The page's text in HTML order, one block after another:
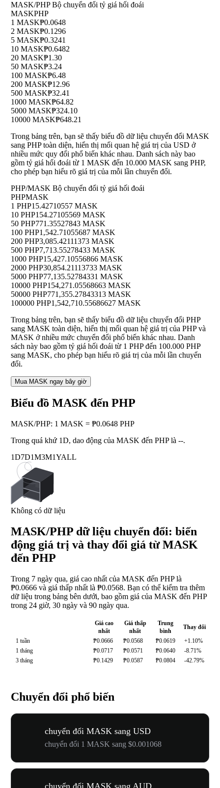
MASK/PHP Bộ chuyển đổi tỷ giá hối đoái
MASKPHP
1 MASK₱0.0648
2 MASK₱0.1296
5 MASK₱0.3241
10 MASK₱0.6482
20 MASK₱1.30
50 MASK₱3.24
100 MASK₱6.48
200 MASK₱12.96
500 MASK₱32.41
1000 MASK₱64.82
5000 MASK₱324.10
10000 MASK₱648.21
Trong bảng trên, bạn sẽ thấy biểu đồ dữ liệu chuyển đổi MASK
sang PHP toàn diện, hiển thị mối quan hệ giá trị của USD ở
nhiều mức quy đổi phổ biến khác nhau. Danh sách này bao
gồm tỷ giá hối đoái từ 1 MASK đến 10.000 MASK sang PHP,
cho phép bạn hiểu rõ giá trị của mỗi lần chuyển đổi.
PHP/MASK Bộ chuyển đổi tỷ giá hối đoái
PHPMASK
1 PHP15.42710557 MASK
10 PHP154.27105569 MASK
50 PHP771.35527843 MASK
100 PHP1,542.71055687 MASK
200 PHP3,085.42111373 MASK
500 PHP7,713.55278433 MASK
1000 PHP15,427.10556866 MASK
2000 PHP30,854.21113733 MASK
5000 PHP77,135.52784331 MASK
10000 PHP154,271.05568663 MASK
50000 PHP771,355.27843313 MASK
100000 PHP1,542,710.55686627 MASK
Trong bảng trên, bạn sẽ thấy biểu đồ dữ liệu chuyển đổi PHP
sang MASK toàn diện, hiển thị mối quan hệ giá trị của PHP và
MASK ở nhiều mức chuyển đổi phổ biến khác nhau. Danh
sách này bao gồm tỷ giá hối đoái từ 1 PHP đến 100.000 PHP
sang MASK, cho phép bạn hiểu rõ giá trị của mỗi lần chuyển
đổi.
Mua MASK ngay bây giờ
Biểu đồ MASK đến PHP
MASK/PHP: 1 MASK = ₱0.0648 PHP
Trong quá khứ 1D, dao động của MASK đến PHP là --.
1D7D1M3M1YALL
Không có dữ liệu
MASK/PHP dữ liệu chuyển đổi: biến
động giá trị và thay đổi giá từ MASK
đến PHP
Trong 7 ngày qua, giá cao nhất của MASK đến PHP là
₱0.0666 và giá thấp nhất là ₱0.0568. Bạn có thể kiểm tra thêm
dữ liệu trong bảng bên dưới, bao gồm giá của MASK đến PHP
trong 24 giờ, 30 ngày và 90 ngày qua.
Giá cao
nhất
Giá thấp
nhất
Trung
bình
Thay đổi
1 tuần
₱0.0666 ₱0.0568 ₱0.0619
+1.10%
1 tháng
₱0.0717 ₱0.0571 ₱0.0640
-8.71%
3 tháng
₱0.1429 ₱0.0587 ₱0.0804 -42.79%
Chuyển đổi phổ biến
chuyển đổi MASK sang USD
chuyển đổi 1 MASK sang $0.001068
chuyển đổi MASK sang AUD